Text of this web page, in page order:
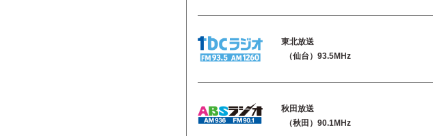
東北放送
（仙台）93.5MHz
秋田放送
（秋田）90.1MHz